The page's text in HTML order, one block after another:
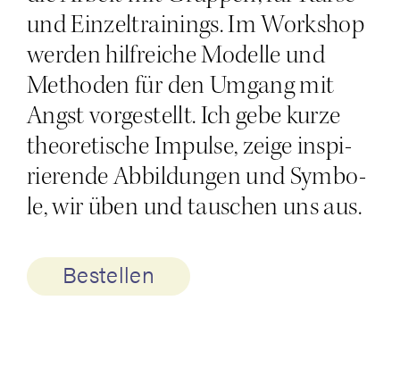
und Ein­zel­trai­nings. Im Work­shop
wer­den hilf­rei­che Model­le und
Metho­den für den Umgang mit
Angst vor­ge­stellt. Ich gebe kur­ze
theo­re­ti­sche Impul­se, zei­ge inspi­
rie­ren­de Abbil­dun­gen und Sym­bo­
le, wir üben und tau­schen uns aus.
Bestellen